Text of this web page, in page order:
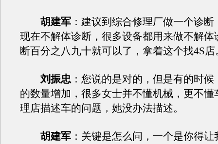
胡建军 ：建议到综合修理厂做一个诊
现在不解体诊断，很多设备都用来做不解体
断百分之八九十就可以了，拿着这个找4S店
刘振忠 ：您说的是对的，但是有的时
的数量增加，很多女士并不懂机械，更不懂
理店描述车的问题，她没办法描述。
胡建军 ：关键是怎么问，一个是你得